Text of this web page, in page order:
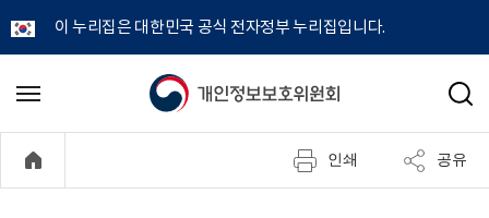
이 누리집은 대한민국 공식 전자정부 누리집입니다.
개
정
메
기
검
인쇄 공유